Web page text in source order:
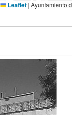
Leaflet | Ayuntamiento